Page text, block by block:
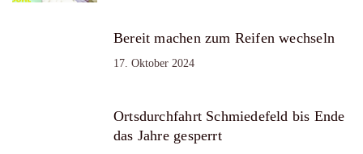
Bereit machen zum Reifen wechseln
17. Oktober 2024
Ortsdurchfahrt Schmiedefeld bis Ende
das Jahre gesperrt